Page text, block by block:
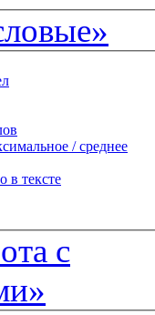
/ среднее
в тексте
с